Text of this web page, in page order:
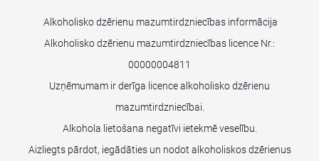
Alkoholisko dzērienu mazumtirdzniecības informācija
Alkoholisko dzērienu mazumtirdzniecības licence Nr.:
00000004811
Uzņēmumam ir derīga licence alkoholisko dzērienu
mazumtirdzniecībai.
Alkohola lietošana negatīvi ietekmē veselību.
Aizliegts pārdot, iegādāties un nodot alkoholiskos dzērienus